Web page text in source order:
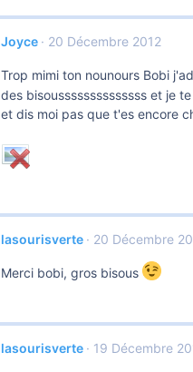
Joyce 20 Décembre 2012
Trop mimi ton nounours Bobi
des bisoussssssssssssss et je
et dis moi pas que t'es encore
lasourisverte 20 Décembre
Merci bobi, gros bisous
lasourisverte 19 Décembre